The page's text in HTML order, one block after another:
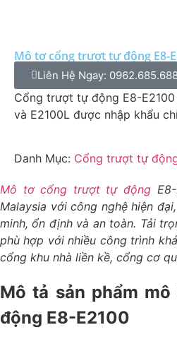
Mô tơ cổng trượt tự động E8-
Liên Hệ Ngay:
Cổng trượt tự động E8-
và E2100L được nhập khẩu
Danh Mục: Cổng trượt tự
Mô tơ cổng trượt tự động
Malaysia với công nghệ hiện
minh, ổn định và an toàn. Tải
phù hợp với nhiều công trình
cổng khu nhà liền kề, cổng cơ
Mô tả sản phẩm
động E8-E2100